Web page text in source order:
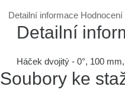
Detailní informace Hodnocení
Detailní
Háček dvojitý - 0°, 100
Soubory ke